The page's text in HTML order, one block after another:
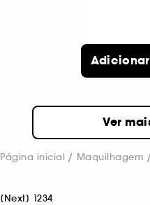
Ver
Página inicial Maquilhagem
[Next] 1234